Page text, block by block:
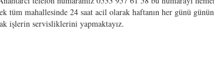
mahallesinde 24 saat acil olarak haftanın her günü
işlerin servisliklerini yapmaktayız.